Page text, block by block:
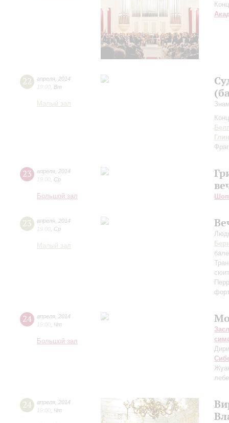
22 апреля 2014
19:00 Вт
Малый зал
23 апреля 2014
19:00 Ср
Большой зал
23 апреля 2014
19:00 Ср
Малый зал
24 апреля 2014
19:00 Чт
Большой зал
24 апреля 2014
19:00 Чт